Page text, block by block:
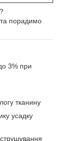
порадимо
3% при
тканину
усадку